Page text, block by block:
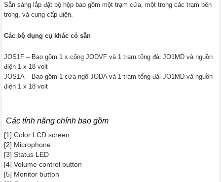
Sẵn sàng lắp đặt bộ hộp bao gồm một trạm cửa, một trong các trạm bên
trong, và cung cấp điện.
Các bộ dụng cụ khác có sẵn
JOS1F – Bao gồm 1 x cổng JODVF và 1 trạm tổng đài JO1MD và nguồn
điện 1 x 18 volt
JOS1A – Bao gồm 1 cửa ngõ JODA và 1 trạm tổng đài JO1MD và nguồn
điện 1 x 18 volt
Các tính năng chính bao gồm
[1] Color LCD screen
[2] Microphone
[3] Status LED
[4] Volume control button
[5] Monitor button